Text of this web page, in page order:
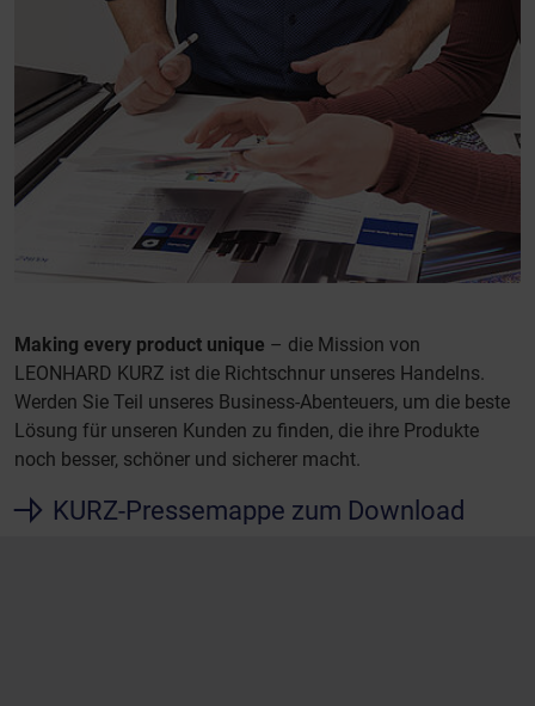
Making every product unique – die Mission von
LEONHARD KURZ ist die Richtschnur unseres Handelns.
Werden Sie Teil unseres Business-Abenteuers, um die beste
Lösung für unseren Kunden zu finden, die ihre Produkte
noch besser, schöner und sicherer macht.
KURZ-Pressemappe zum Download